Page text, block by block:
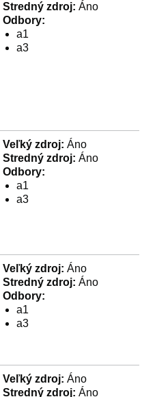
Stredný zdroj: Áno
Odbory:
a1
a3
Veľký zdroj: Áno
Stredný zdroj: Áno
Odbory:
a1
a3
Veľký zdroj: Áno
Stredný zdroj: Áno
Odbory:
a1
a3
Veľký zdroj: Áno
Stredný zdroj: Áno